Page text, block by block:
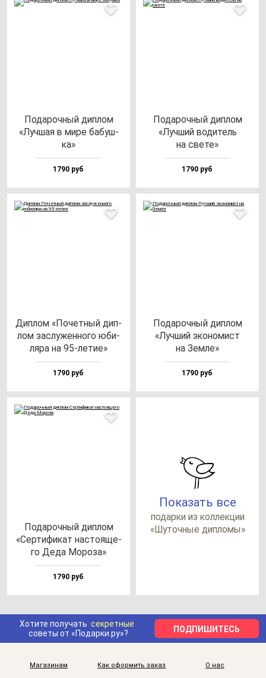
Пода­роч­ный дип­лом
«Луч­шая в ми­ре ба­буш­
ка»
1790 руб
Пода­роч­ный дип­лом
«Луч­ший во­ди­тель
на све­те»
1790 руб
Дип­лом «Почет­ный дип­
лом зас­лу­жен­но­го юби­
ля­ра на 95-ле­тие»
1790 руб
Пода­роч­ный дип­лом
«Луч­ший эко­но­мист
на Зем­ле»
1790 руб
Пода­роч­ный дип­лом
«Сер­ти­фи­кат нас­то­яще­
го Деда Моро­за»
1790 руб
Показать все
по­дар­ки из кол­лек­ции
«Шуточ­ные дип­ло­мы»
Хотите получать секретные
советы от «Подарки.ру»?
ПОДПИШИТЕСЬ
Магазинам Как оформить заказ О нас